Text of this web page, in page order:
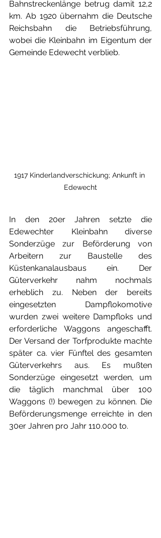
Bahnstreckenlänge betrug damit 12,2
km. Ab 1920 übernahm die Deutsche
Reichsbahn die Betriebsführung,
wobei die Kleinbahn im Eigentum der
Gemeinde Edewecht verblieb.
1917 Kinderlandverschickung; Ankunft in
Edewecht
In den 20er Jahren setzte die
Edewechter Kleinbahn diverse
Sonderzüge zur Beförderung von
Arbeitern zur Baustelle des
Küstenkanalausbaus ein. Der
Güterverkehr nahm nochmals
erheblich zu. Neben der bereits
eingesetzten Dampflokomotive
wurden zwei weitere Dampfloks und
erforderliche Waggons angeschafft.
Der Versand der Torfprodukte machte
später ca. vier Fünftel des gesamten
Güterverkehrs aus. Es mußten
Sonderzüge eingesetzt werden, um
die täglich manchmal über 100
Waggons (!) bewegen zu können. Die
Beförderungsmenge erreichte in den
30er Jahren pro Jahr 110.000 to.